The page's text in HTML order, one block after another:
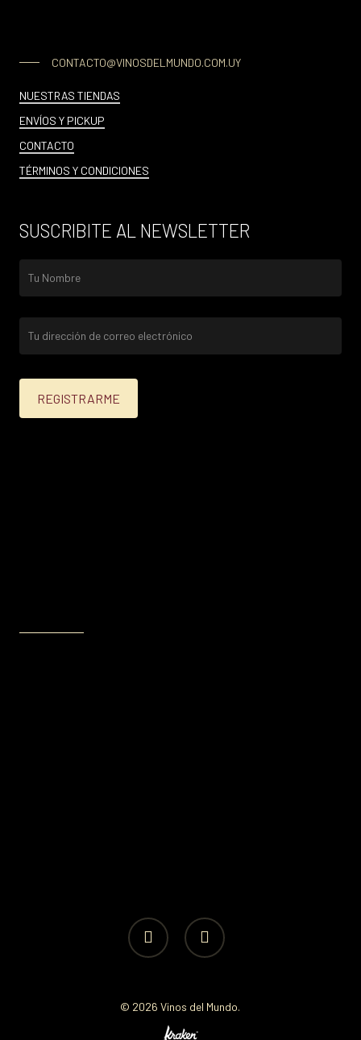
CONTACTO@VINOSDELMUNDO.COM.UY
NUESTRAS TIENDAS
ENVÍOS Y PICKUP
CONTACTO
TÉRMINOS Y CONDICIONES
SUSCRIBITE AL NEWSLETTER
facebook instagram
© 2026 Vinos del Mundo.